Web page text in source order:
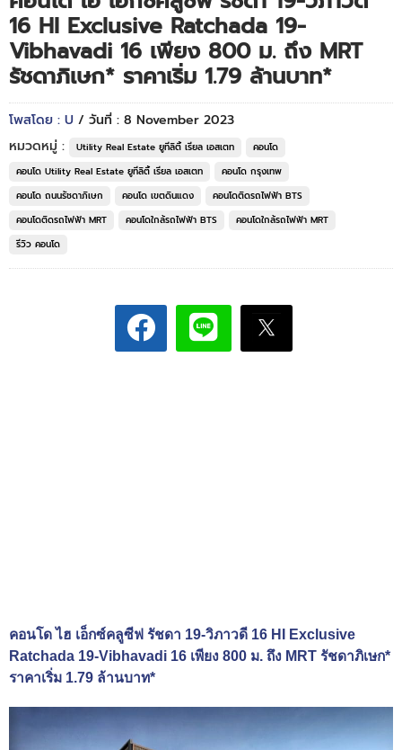
16 HI Exclusive Ratchada 19-
Vibhavadi 16 เพียง 800 ม. ถึง MRT
รัชดาภิเษก* ราคาเริ่ม 1.79 ล้านบาท*
โพสโดย : U / วันที่ : 8 November 2023
หมวดหมู่ :
Utility Real Estate ยูทีลิตี้ เรียล เอสเตท
คอนโด
คอนโด Utility Real Estate ยูทีลิตี้ เรียล เอสเตท
คอนโด กรุงเทพ
คอนโด ถนนรัชดาภิเษก
คอนโด เขตดินแดง
คอนโดติดรถไฟฟ้า BTS
คอนโดติดรถไฟฟ้า MRT
คอนโดใกล้รถไฟฟ้า BTS
คอนโดใกล้รถไฟฟ้า MRT
รีวิว คอนโด
คอนโด ไฮ เอ็กซ์คลูซีฟ รัชดา 19-วิภาวดี 16 HI Exclusive
Ratchada 19-Vibhavadi 16 เพียง 800 ม. ถึง MRT รัชดาภิเษก*
ราคาเริ่ม 1.79 ล้านบาท*